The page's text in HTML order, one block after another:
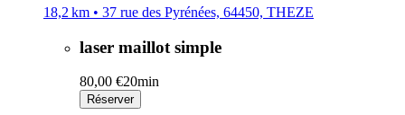
18,2 km • 37 rue des Pyrénées, 64450, THEZE
laser maillot simple
80,00 €20min
Réserver